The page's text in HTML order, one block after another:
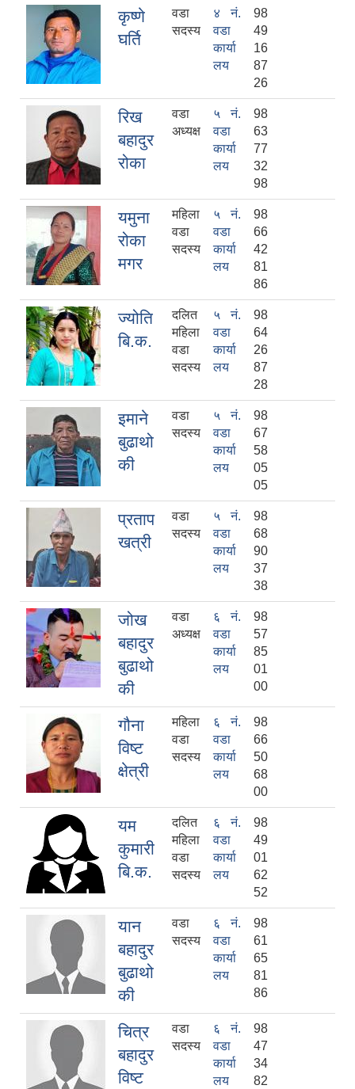
कृष्णे
घर्ति
वडा
सदस्य
४ नं.
वडा
कार्या
लय
98
49
16
87
26
रिख
बहादुर
रोका
वडा
अध्यक्ष
५ नं.
वडा
कार्या
लय
98
63
77
32
98
यमुना
रोका
मगर
महिला
वडा
सदस्य
५ नं.
वडा
कार्या
लय
98
66
42
81
86
ज्योति
बि.क.
दलित
महिला
वडा
सदस्य
५ नं.
वडा
कार्या
लय
98
64
26
87
28
इमाने
बुढाथो
की
वडा
सदस्य
५ नं.
वडा
कार्या
लय
98
67
58
05
05
प्रताप
खत्री
वडा
सदस्य
५ नं.
वडा
कार्या
लय
98
68
90
37
38
जोख
बहादुर
बुढाथो
की
वडा
अध्यक्ष
६ नं.
वडा
कार्या
लय
98
57
85
01
00
गौना
विष्ट
क्षेत्री
महिला
वडा
सदस्य
६ नं.
वडा
कार्या
लय
98
66
50
68
00
यम
कुमारी
बि.क.
दलित
महिला
वडा
सदस्य
६ नं.
वडा
कार्या
लय
98
49
01
62
52
यान
बहादुर
बुढाथो
की
वडा
सदस्य
६ नं.
वडा
कार्या
लय
98
61
65
81
86
चित्र
बहादुर
विष्ट
वडा
सदस्य
६ नं.
वडा
कार्या
लय
98
47
34
82